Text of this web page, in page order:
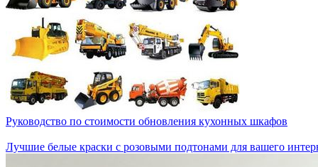
Руководство по стоимости обновления кухонных шкафов
Лучшие белые краски с розовыми подтонами для вашего